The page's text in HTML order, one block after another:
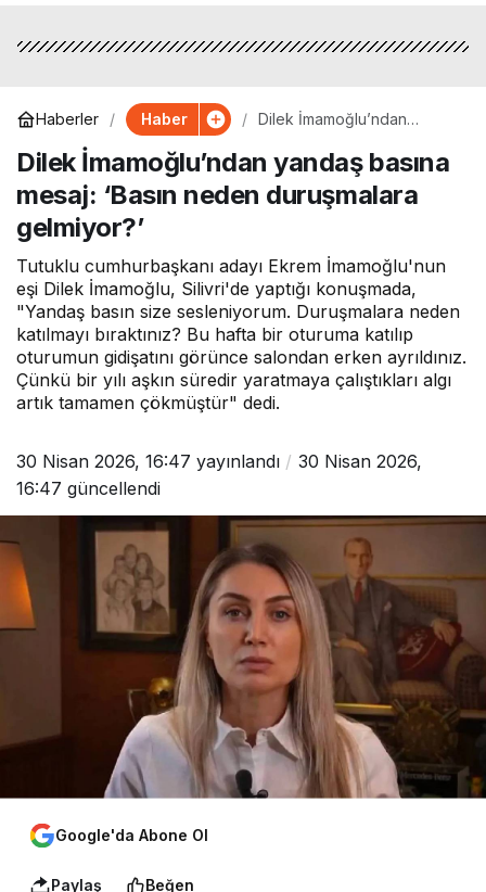
Haberler Haber
Dilek İmamoğlu’ndan
neden duruşmalara
gelmiyor?’
Dilek İmamoğlu’ndan yandaş basına
mesaj: ‘Basın neden duruşmalara
gelmiyor?’
Tutuklu cumhurbaşkanı adayı Ekrem İmamoğlu'nun
eşi Dilek İmamoğlu, Silivri'de yaptığı konuşmada,
"Yandaş basın size sesleniyorum. Duruşmalara neden
katılmayı bıraktınız? Bu hafta bir oturuma katılıp
oturumun gidişatını görünce salondan erken ayrıldınız.
Çünkü bir yılı aşkın süredir yaratmaya çalıştıkları algı
artık tamamen çökmüştür" dedi.
30 Nisan 2026, 16:47 yayınlandı
30 Nisan 2026,
16:47 güncellendi
Google'da Abone Ol
Paylaş Beğen